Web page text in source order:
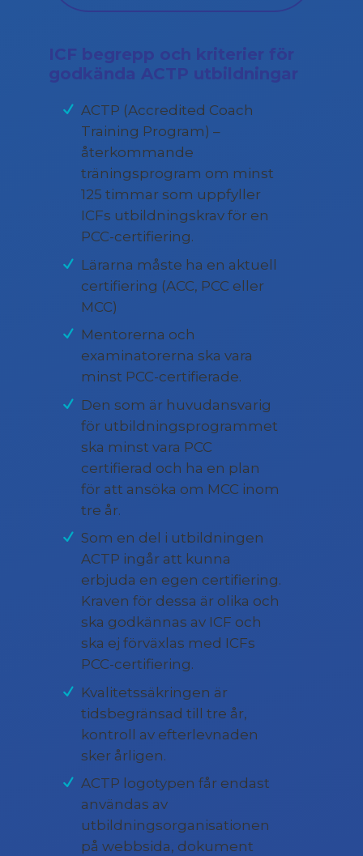
ICF begrepp och kriterier för
godkända ACTP utbildningar
ACTP (Accredited Coach
Training Program) –
återkommande
träningsprogram om minst
125 timmar som uppfyller
ICFs utbildningskrav för en
PCC-certifiering.
Lärarna måste ha en aktuell
certifiering (ACC, PCC eller
MCC)
Mentorerna och
examinatorerna ska vara
minst PCC-certifierade.
Den som är huvudansvarig
för utbildningsprogrammet
ska minst vara PCC
certifierad och ha en plan
för att ansöka om MCC inom
tre år.
Som en del i utbildningen
ACTP ingår att kunna
erbjuda en egen certifiering.
Kraven för dessa är olika och
ska godkännas av ICF och
ska ej förväxlas med ICFs
PCC-certifiering.
Kvalitetssäkringen är
tidsbegränsad till tre år,
kontroll av efterlevnaden
sker årligen.
ACTP logotypen får endast
användas av
utbildningsorganisationen
på webbsida, dokument